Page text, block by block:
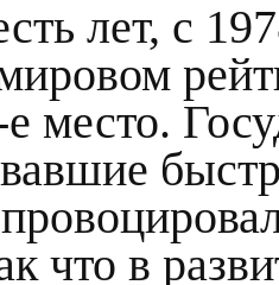
лет, с
место.
что в